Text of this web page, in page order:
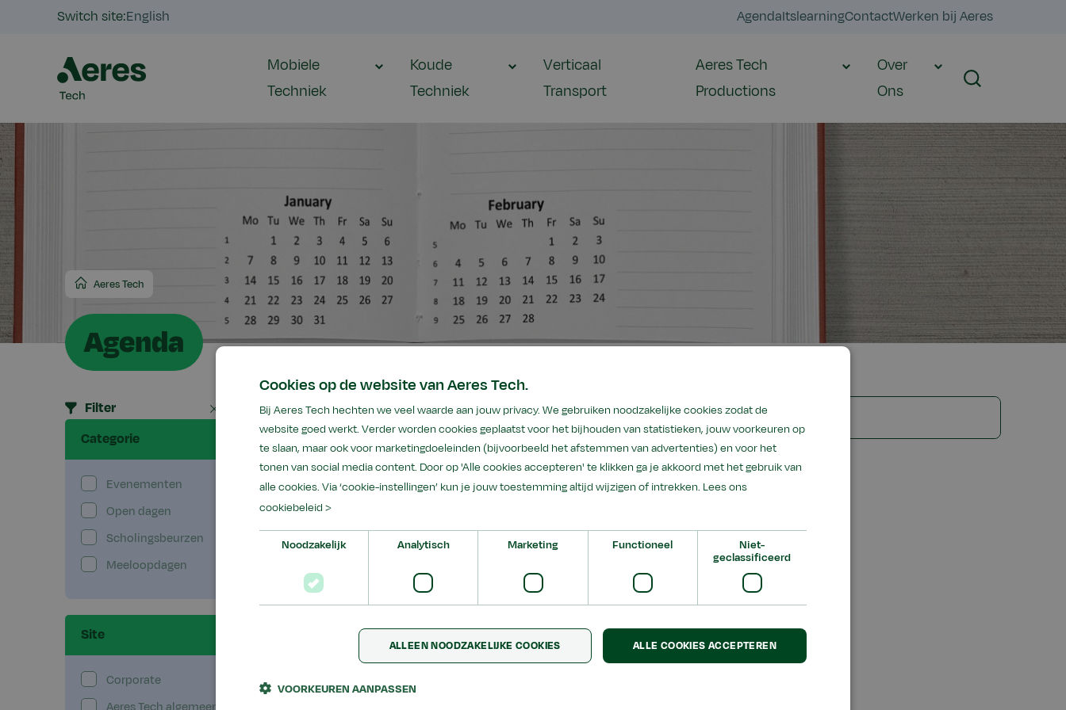
Switch site:English AgendaItslearningContactWerken bij Aeres
Mobiele
Techniek
Koude
Techniek
Verticaal
Transport
Aeres Tech
Productions
Over
Ons
Zoeken
Aeres Tech
Agenda
Filter Alles wissen
Categorie
Evenementen
0
Open dagen
0
Scholingsbeurzen
Meeloopdagen
Site
Corporate
0
Zoek
op
trefwoord
Zoeken
Mobiele techniek
0 Resultaten
Geen resultaten
Cookies op de website van Aeres Tech.
Bij Aeres Tech hechten we veel waarde aan jouw privacy. We gebruiken noodzakelijke cookies zodat de
website goed werkt. Verder worden cookies geplaatst voor het bijhouden van statistieken, jouw voorkeuren op
te slaan, maar ook voor marketingdoeleinden (bijvoorbeeld het afstemmen van advertenties) en voor het
tonen van social media content. Door op 'Alle cookies accepteren' te klikken ga je akkoord met het gebruik van
alle cookies. Via ‘cookie-instellingen’ kun je jouw toestemming altijd wijzigen of intrekken. Lees ons
cookiebeleid >
Noodzakelijk Analytisch Marketing Functioneel
Niet-
geclassificeerd
ALLE COOKIES ACCEPTEREN
ALLEEN NOODZAKELIJKE COOKIES
VOORKEUREN AANPASSEN